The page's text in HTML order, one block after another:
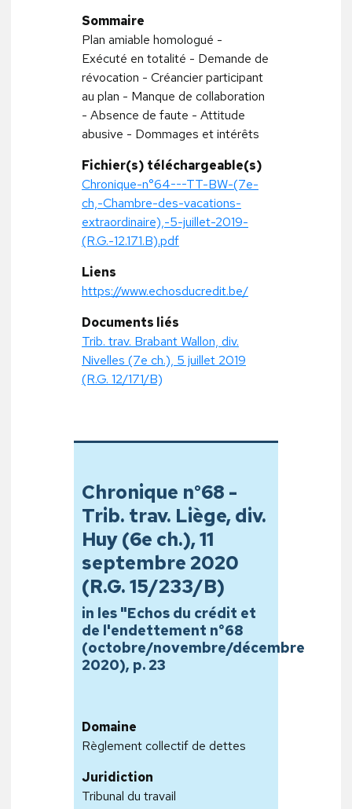
Sommaire
Plan amiable homologué -
Exécuté en totalité - Demande de
révocation - Créancier participant
au plan - Manque de collaboration
- Absence de faute - Attitude
abusive - Dommages et intérêts
Fichier(s) téléchargeable(s)
Chronique-n°64---TT-BW-(7e-
ch,-Chambre-des-vacations-
extraordinaire),-5-juillet-2019-
(R.G.-12.171.B).pdf
Liens
https://www.echosducredit.be/
Documents liés
Trib. trav. Brabant Wallon, div.
Nivelles (7e ch.), 5 juillet 2019
(R.G. 12/171/B)
Chronique n°68 -
Trib. trav. Liège, div.
Huy (6e ch.), 11
septembre 2020
(R.G. 15/233/B)
in les "Echos du crédit et
de l'endettement n°68
(octobre/novembre/décembre
2020), p. 23
Domaine
Règlement collectif de dettes
Juridiction
Tribunal du travail